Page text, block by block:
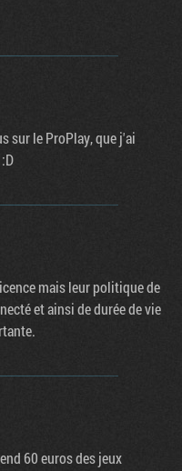
sur le ProPlay, que j'ai
mais leur politique de
et ainsi de durée de vie
60 euros des jeux